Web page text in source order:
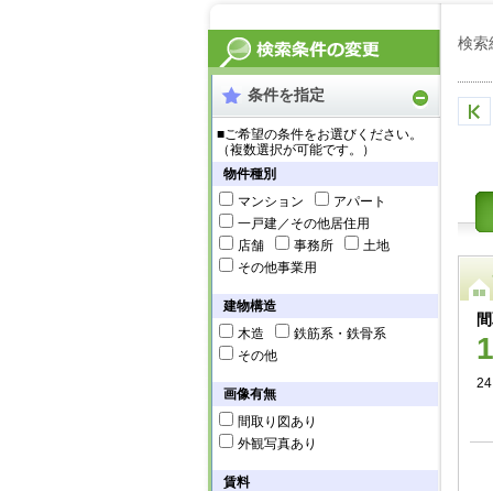
条件を指定
■ご希望の条件をお選びください。
（複数選択が可能です。）
物件種別
マンション
アパート
一戸建／その他居住用
店舗
事務所
土地
その他事業用
建物構造
木造
鉄筋系・鉄骨系
その他
画像有無
間取り図あり
外観写真あり
賃料
検索